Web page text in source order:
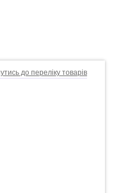
до переліку товарів